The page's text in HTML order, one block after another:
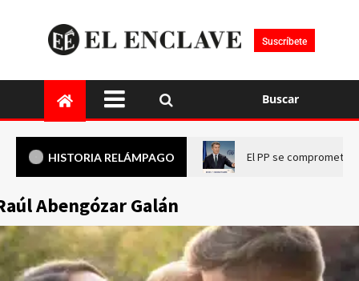
Suscríbete
Buscar
HISTORIA RELÁMPAGO El PP se compromete
Abengózar Galán